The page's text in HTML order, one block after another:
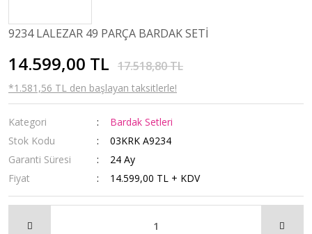
9234 LALEZAR 49 PARÇA BARDAK SETİ
14.599,00 TL 17.518,80 TL
*1.581,56 TL den başlayan taksitlerle!
Kategori
Bardak Setleri
Stok Kodu
03KRK A9234
Garanti Süresi
24 Ay
Fiyat
14.599,00 TL + KDV